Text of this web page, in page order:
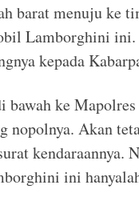
barat menuju ke
Lamborghini
kepada
ke
nopolnya. Akan
kendaraannya.
ini